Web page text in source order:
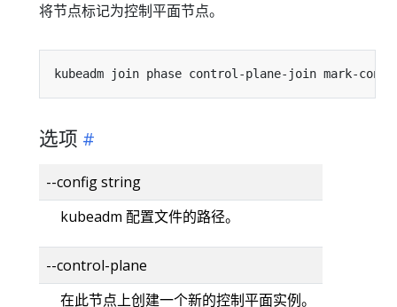
将节点标记为控制平面节点。
kubeadm join phase control-plane-join mark-
选项
--config string
kubeadm 配置文件的路径。
--control-plane
在此节点上创建一个新的控制平面实例。